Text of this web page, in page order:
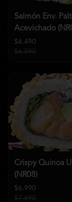
Salmón Env.
Acevichado
$6.490
$6.590
Crispy Quinoa
(NR08)
$6.990
$7.690